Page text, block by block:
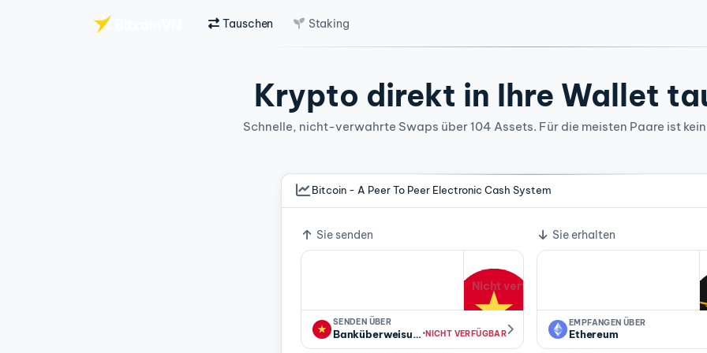
Tauschen Staking
Krypto direkt in Ihre Wallet
Schnelle, nicht-verwahrte Swaps über 104 Assets. Für die meisten Paare ist
Wechselkurs
Bitcoin - A Peer To Peer Electronic Cash System
Sie senden
Nicht verfügbar
SENDEN ÜBER
Banküberweisung
·NICHT VERFÜGBAR
Sie erhalten
EMPFANGEN ÜBER
Ethereum